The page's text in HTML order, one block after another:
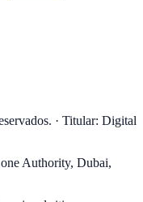
· Titular: Digital
Authority, Dubai,